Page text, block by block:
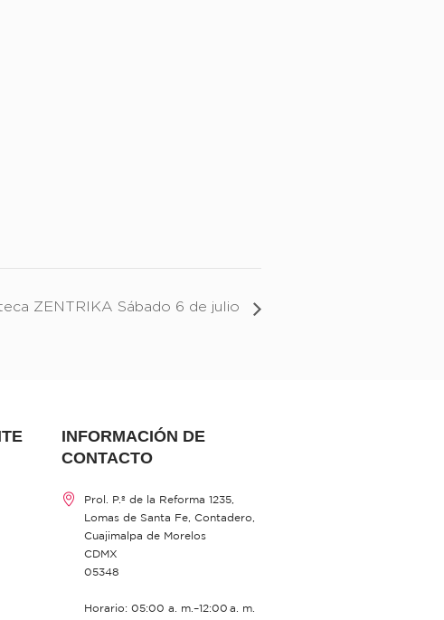
ZENTRIKA Sábado 6 de julio
INFORMACIÓN DE
CONTACTO
Prol. P.º de la Reforma 1235,
Lomas de Santa Fe, Contadero,
Cuajimalpa de Morelos
CDMX
05348
Horario: 05:00 a. m.–12:00 a. m.